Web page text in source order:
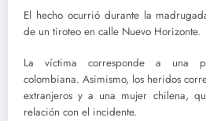
El hecho ocurrió durante la
de un tiroteo en calle Nuevo Horizonte.
La víctima corresponde a una
colombiana. Asimismo, los heridos
extranjeros y a una mujer chilena,
relación con el incidente.